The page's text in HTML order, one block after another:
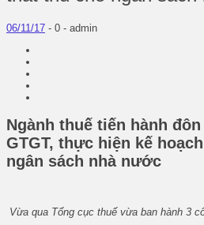
06/11/17 - 0 - admin
Ngành thuế tiến hành
GTGT, thực hiện kế
ngân sách nhà nước
Vừa qua Tổng cục thuế vừa ban hành 3